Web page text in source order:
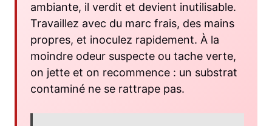
ambiante, il verdit et devient inutilisable.
Travaillez avec du marc frais, des mains
propres, et inoculez rapidement. À la
moindre odeur suspecte ou tache verte,
on jette et on recommence : un substrat
contaminé ne se rattrape pas.